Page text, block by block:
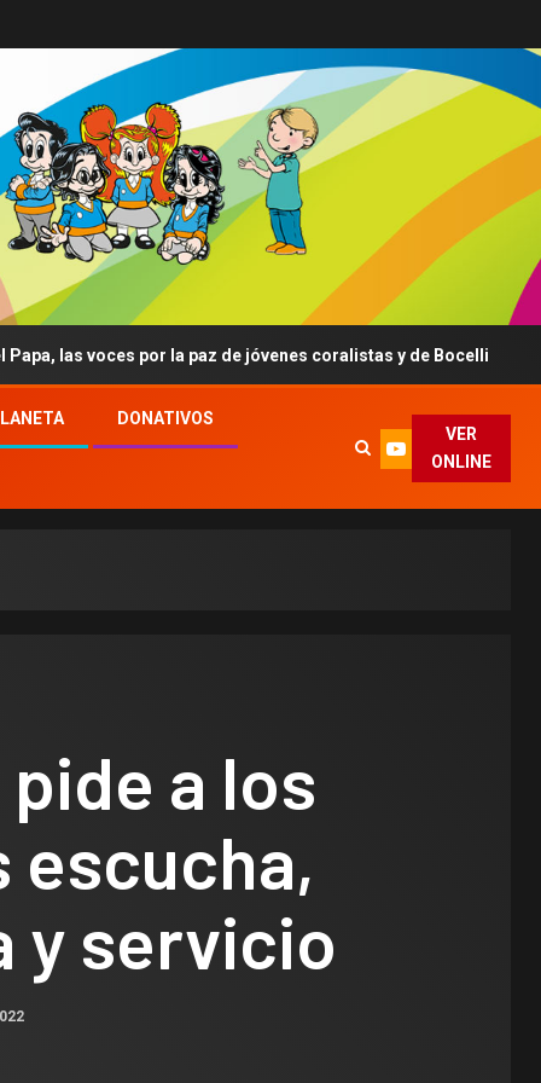
por la paz de jóvenes coralistas y de Bocelli
DONATIVOS
VER
ONLINE
pide a los
escucha,
y servicio